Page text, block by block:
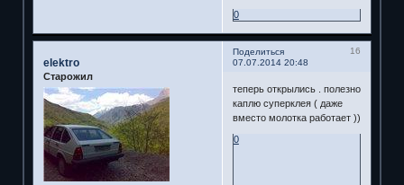
0
Поделиться
16
07.07.2014 20:48
elektro
Старожил
теперь открылись . полезно
каплю суперклея ( даже
вместо молотка работает ))
0